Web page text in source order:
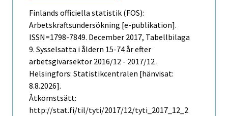
Finlands officiella statistik (FOS):
Arbetskraftsundersökning [e-publikation].
ISSN=1798-7849. December 2017, Tabellbilaga
9. Sysselsatta i åldern 15-74 år efter
arbetsgivarsektor 2016/12 - 2017/12 .
Helsingfors: Statistikcentralen [hänvisat:
8.8.2026].
Åtkomstsätt:
http://stat.fi/til/tyti/2017/12/tyti_2017_12_2